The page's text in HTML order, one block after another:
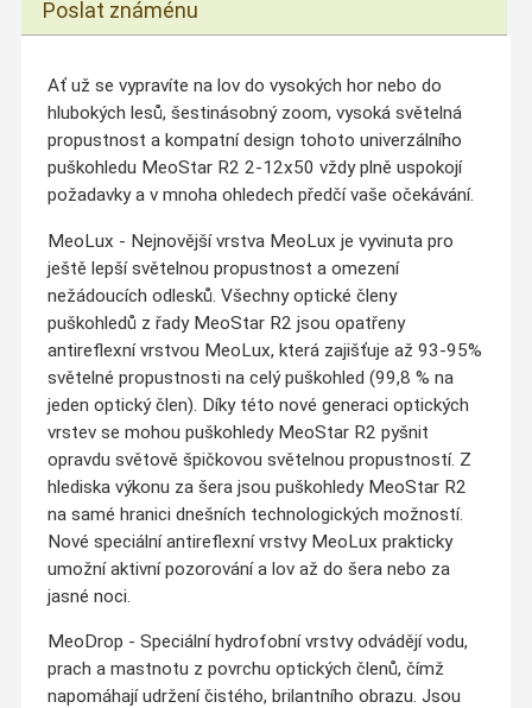
Poslat známénu
Ať už se vypravíte na lov do vysokých hor nebo do
hlubokých lesů, šestinásobný zoom, vysoká světelná
propustnost a kompatní design tohoto univerzálního
puškohledu MeoStar R2 2-12x50 vždy plně uspokojí
požadavky a v mnoha ohledech předčí vaše očekávání.
MeoLux - Nejnovější vrstva MeoLux je vyvinuta pro
ještě lepší světelnou propustnost a omezení
nežádoucích odlesků. Všechny optické členy
puškohledů z řady MeoStar R2 jsou opatřeny
antireflexní vrstvou MeoLux, která zajišťuje až 93-95%
světelné propustnosti na celý puškohled (99,8 % na
jeden optický člen). Díky této nové generaci optických
vrstev se mohou puškohledy MeoStar R2 pyšnit
opravdu světově špičkovou světelnou propustností. Z
hlediska výkonu za šera jsou puškohledy MeoStar R2
na samé hranici dnešních technologických možností.
Nové speciální antireflexní vrstvy MeoLux prakticky
umožní aktivní pozorování a lov až do šera nebo za
jasné noci.
MeoDrop - Speciální hydrofobní vrstvy odvádějí vodu,
prach a mastnotu z povrchu optických členů, čímž
napomáhají udržení čistého, brilantního obrazu. Jsou